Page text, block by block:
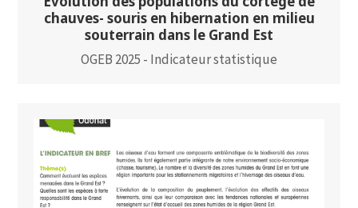
chauves- souris en hibernation en milieu
souterrain dans le Grand Est
OGEB 2025 - Indicateur statistique